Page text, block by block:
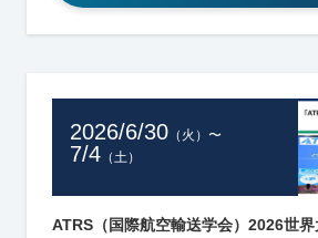
2026/6/30（火） 〜
7/4（土）
ATRS（国際航空輸送学会）2026世